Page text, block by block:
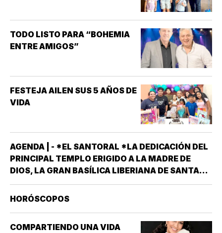
(INCAPACIDAD DE ALCANZAR
Y/O MANTENER…
TODO LISTO PARA “BOHEMIA
ENTRE AMIGOS”
FESTEJA AILEN SUS 5 AÑOS DE
VIDA
AGENDA | - *EL SANTORAL *LA DEDICACIÓN DEL
PRINCIPAL TEMPLO ERIGIDO A LA MADRE DE
DIOS, LA GRAN BASÍLICA LIBERIANA DE SANTA
MARÍA LA MAYOR EN ROMA. NUESTRA SEÑORA
DE LAS NIEVES *SANTOS EMIGDIO OBISPO Y
HORÓSCOPOS
COMPARTIENDO UNA VIDA